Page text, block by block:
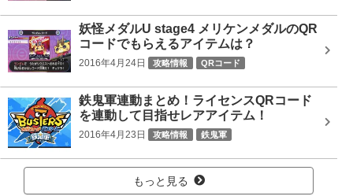
妖怪メダルU stage4 メリケンメダルのQR
コードでもらえるアイテムは？
2016年4月24日 攻略情報 QRコード
鉄鬼軍連動まとめ！ライセンスQRコード
を連動して目指せレアアイテム！
2016年4月23日 攻略情報 鉄鬼軍
もっと見る